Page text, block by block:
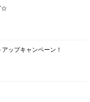
☆
ップキャンペーン！